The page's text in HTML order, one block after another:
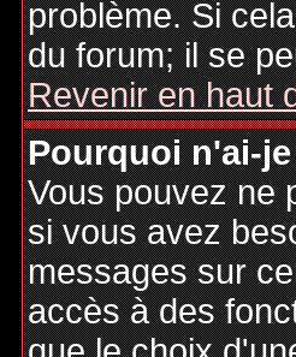
problème. Si
du forum; il se
Revenir en haut
Pourquoi n'ai-
Vous pouvez ne
si vous avez
messages sur
accès à des